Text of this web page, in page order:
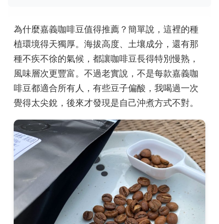
為什麼嘉義咖啡豆值得推薦？簡單說，這裡的種
植環境得天獨厚。海拔高度、土壤成分，還有那
種不疾不徐的氣候，都讓咖啡豆長得特別慢熟，
風味層次更豐富。不過老實說，不是每款嘉義咖
啡豆都適合所有人，有些豆子偏酸，我喝過一次
覺得太尖銳，後來才發現是自己沖煮方式不對。